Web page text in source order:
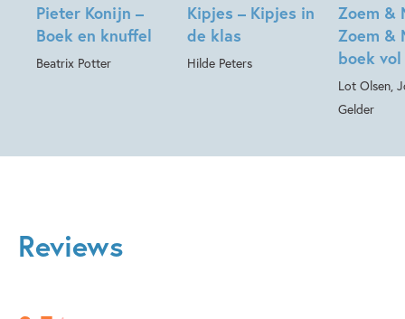
Pieter Konijn –
Boek en knuffel
Beatrix Potter
Kipjes – Kipjes in
de klas
Hilde Peters
Zoem &
Zoem &
boek
Lot Olsen,
Gelder
Reviews